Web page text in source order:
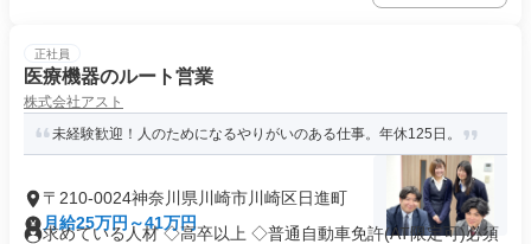
正社員
医療機器のルート営業
株式会社アスト
未経験歓迎！人のためになるやりがいのある仕事。年休125日。
〒210-0024神奈川県川崎市川崎区日進町
月給25万円～41万円
求めている人材 ◇高卒以上 ◇普通自動車免許(AT限定可)必須